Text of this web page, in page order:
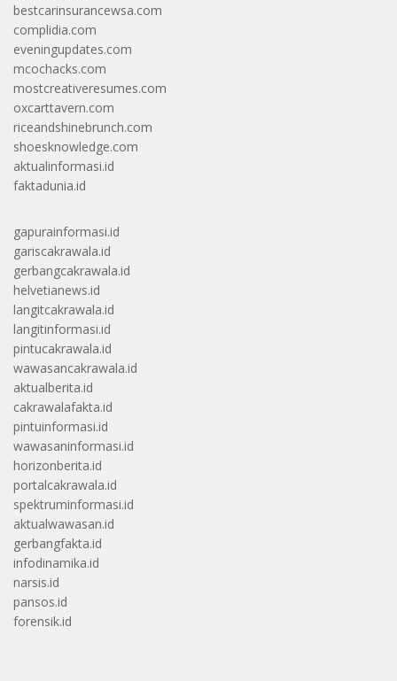
bestcarinsurancewsa.com
complidia.com
eveningupdates.com
mcochacks.com
mostcreativeresumes.com
oxcarttavern.com
riceandshinebrunch.com
shoesknowledge.com
aktualinformasi.id
faktadunia.id
gapurainformasi.id
gariscakrawala.id
gerbangcakrawala.id
helvetianews.id
langitcakrawala.id
langitinformasi.id
pintucakrawala.id
wawasancakrawala.id
aktualberita.id
cakrawalafakta.id
pintuinformasi.id
wawasaninformasi.id
horizonberita.id
portalcakrawala.id
spektruminformasi.id
aktualwawasan.id
gerbangfakta.id
infodinamika.id
narsis.id
pansos.id
forensik.id